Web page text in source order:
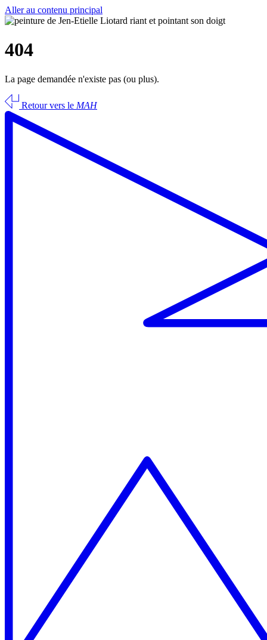
Aller au contenu principal
404
La page demandée n'existe pas (ou plus).
Retour vers le MAH